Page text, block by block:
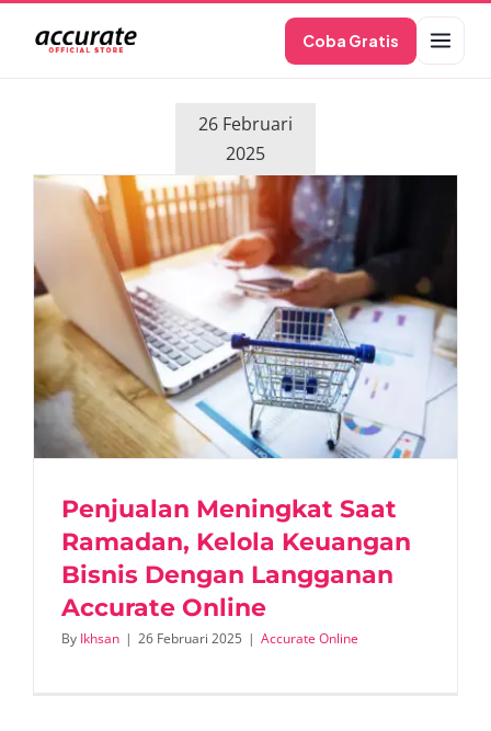
content
Coba Gratis
26 Februari
2025
Penjualan Meningkat Saat
Ramadan, Kelola Keuangan
Bisnis Dengan Langganan
Accurate Online
By Ikhsan | 26 Februari 2025 | Accurate Online